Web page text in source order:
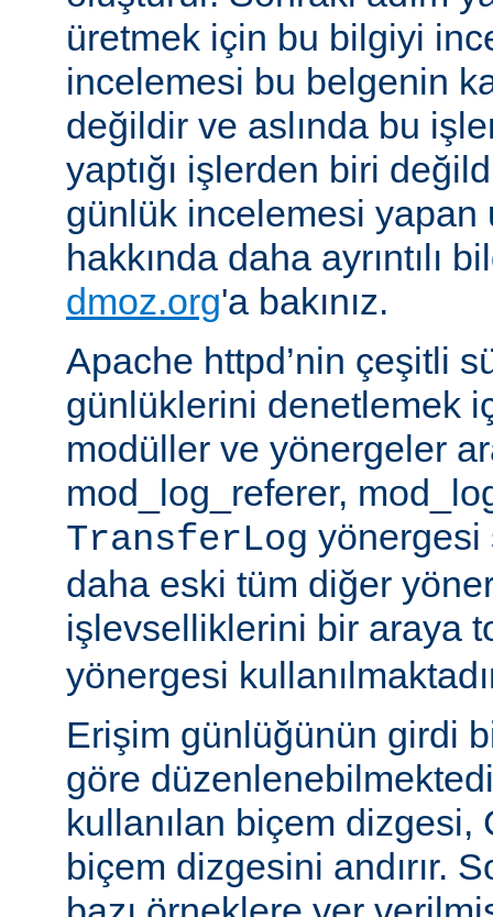
üretmek için bu bilgiyi
incelemesi bu belgenin
değildir ve aslında bu
yaptığı işlerden biri
günlük incelemesi yapan
hakkında daha ayrıntılı
dmoz.org'a bakınız.
Apache httpd’nin çeşitli
günlüklerini denetlemek
modüller ve yönergeler
mod_log_referer,
TransferLog yönergesi
daha eski tüm diğer
işlevselliklerini bir araya
yönergesi
Erişim günlüğünün girdi
göre
kullanılan biçem dizgesi,
biçem dizgesini andırır.